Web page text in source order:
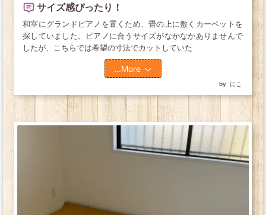
にこ
サイズ感ぴったり！
和室にグランドピアノを置くため、畳の上に敷くカーペットを
探していました。ピアノに合うサイズがなかなかありませんで
したが、こちらでは希望の寸法でカットしていた
...More